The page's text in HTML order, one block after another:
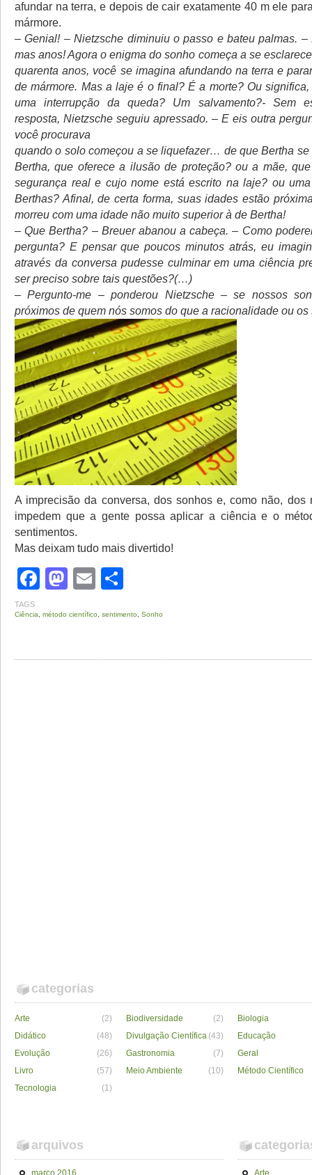
afundar na terra, e depois de cair exatamente 40 m ele
mármore.
– Genial! – Nietzsche diminuiu o passo e bateu palmas. –
mas anos! Agora o enigma do sonho começa a se
quarenta anos, você se imagina afundando na terra e
de mármore. Mas a laje é o final? É a morte? Ou
uma interrupção da queda? Um salvamento?- Sem
resposta, Nietzsche seguiu apressado. – E eis outra
você procurava
quando o solo começou a se liquefazer… de que Bertha se
Bertha, que oferece a ilusão de proteção? ou a mãe,
segurança real e cujo nome está escrito na laje? ou
Berthas? Afinal, de certa forma, suas idades estão
morreu com uma idade não muito superior à de Bertha!
– Que Bertha? – Breuer abanou a cabeça. – Como
pergunta? E pensar que poucos minutos atrás, eu
através da conversa pudesse culminar em uma ciência
ser preciso sobre tais questões?(…)
– Pergunto-me – ponderou Nietzsche – se nossos
próximos de quem nós somos do que a racionalidade ou os
A imprecisão da conversa, dos sonhos e, como não, dos
impedem que a gente possa aplicar a ciência e o
sentimentos.
Mas deixam tudo mais divertido!
Facebook
Mastodon
Email
TAGS
Ciência método científico sentimento Sonho
categorias
Arte (2) Biodiversidade (2)
Biologia
Didático
(48) Divulgação Científica (43)
Educação
Evolução
(26) Gastronomia (7)
Geral
Livro
(57) Meio Ambiente (10)
Método Científico
Tecnologia
(1)
arquivos
março 2016 Arte